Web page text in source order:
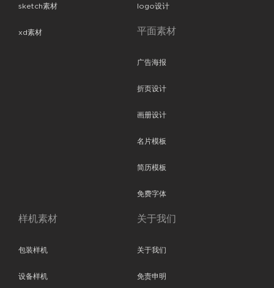
sketch素材
xd素材
logo设计
平面素材
广告海报
折页设计
画册设计
名片模板
简历模板
免费字体
样机素材
包装样机
设备样机
关于我们
关于我们
免责申明